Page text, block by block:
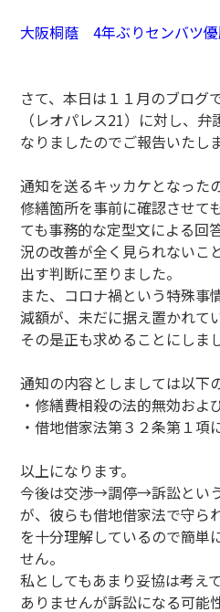
大阪桐蔭 4年ぶりセンバツ
さて、本日は１１月のブログ
（レオパレス21）に対し、
なりましたのでご報告いたしま
通知を送るキッカケとなった
修繕箇所を事前に確認させて
ても事務的な定型文による回
況の改善が全く見られないこ
出す判断に至りました。
また、コロナ禍という特殊事
減額が、未だに据え置かれて
その是正も求めることにしま
通知の内容としましては以下
・修繕費相殺の法的無効およ
・借地借家法第３２条第１項
以上になります。
今後は交渉→調停→訴訟とい
が、彼らも借地借家法で守ら
を十分理解しているので簡単
せん。
私としてもあまり妥協は考え
ありませんが訴訟になる可能